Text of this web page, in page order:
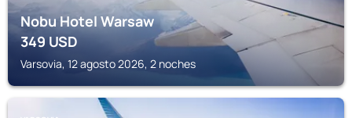
Nobu Hotel Warsaw
349USD
Varsovia, 12 agosto 2026, 2 noches